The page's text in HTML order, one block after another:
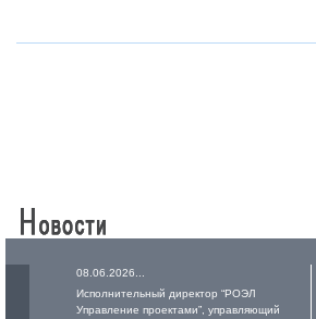
08.06.2026...
Исполнительный директор “РОЭЛ
Управление проектами”, управляющий